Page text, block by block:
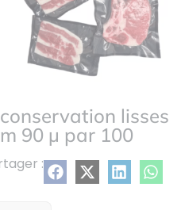
:
lisses
90 µ par 100